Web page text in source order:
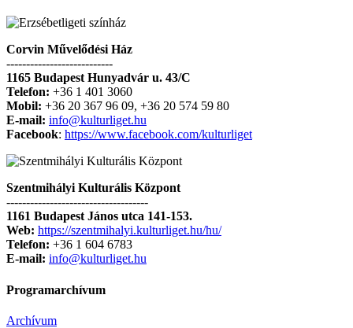
Corvin Művelődési Ház
---------------------------
1165 Budapest Hunyadvár u. 43/C
Telefon: +36 1 401 3060
Mobil: +36 20 367 96 09, +36 20 574 59 80
E-mail: info@kulturliget.hu
Facebook: https://www.facebook.com/kulturliget
Szentmihályi Kulturális Központ
------------------------------------
1161 Budapest János utca 141-153.
Web: https://szentmihalyi.kulturliget.hu/hu/
Telefon: +36 1 604 6783
E-mail: info@kulturliget.hu
Programarchívum
Archívum